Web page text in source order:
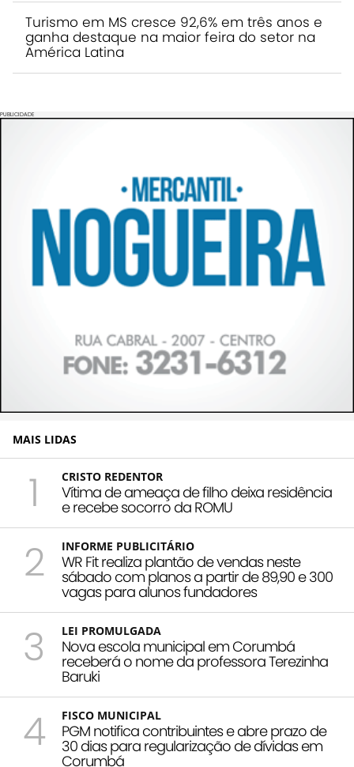
Turismo em MS cresce 92,6% em três anos e
ganha destaque na maior feira do setor na
América Latina
PUBLICIDADE
MAIS LIDAS
1 CRISTO REDENTOR
Vítima de ameaça de filho deixa residência
e recebe socorro da ROMU
2 INFORME PUBLICITÁRIO
WR Fit realiza plantão de vendas neste
sábado com planos a partir de 89,90 e 300
vagas para alunos fundadores
3 LEI PROMULGADA
Nova escola municipal em Corumbá
receberá o nome da professora Terezinha
Baruki
4 FISCO MUNICIPAL
PGM notifica contribuintes e abre prazo de
30 dias para regularização de dívidas em
Corumbá